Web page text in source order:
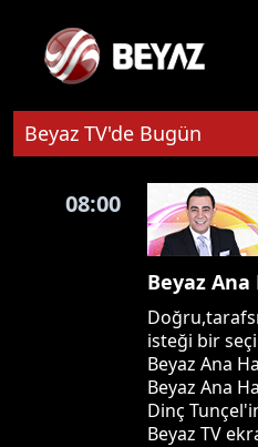
Beyaz TV'de Bugün
08:00
Beyaz Ana
isteği bir
Beyaz Ana
Beyaz Ana
Dinç
Beyaz TV